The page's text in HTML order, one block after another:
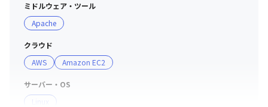
ミドルウェア・ツール
Apache
クラウド
AWS
Amazon EC2
サーバー・OS
Linux